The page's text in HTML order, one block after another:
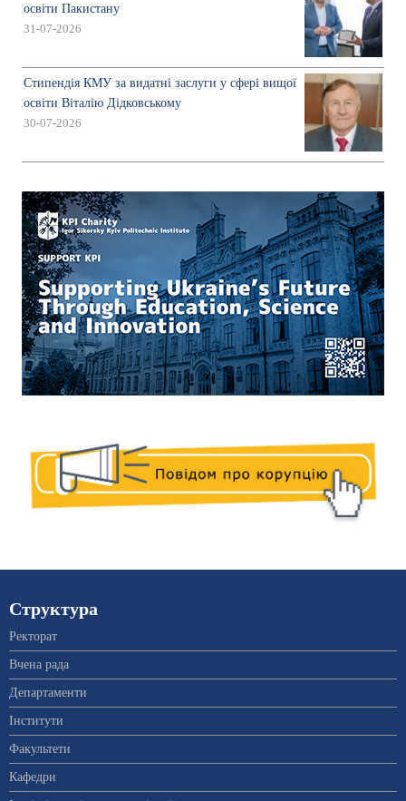
освіти Пакистану
31-07-2026
Стипендія КМУ за видатні заслуги у сфері вищої
освіти Віталію Дідковському
30-07-2026
Структура
Ректорат
Вчена рада
Департаменти
Інститути
Факультети
Кафедри